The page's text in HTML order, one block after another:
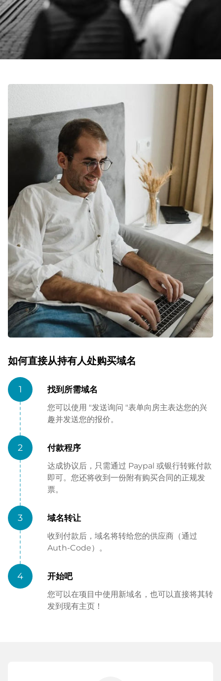
如何直接从持有人处购买域名
1 找到所需域名
您可以使用 "发送询问 "表单向房主表达您的兴
趣并发送您的报价。
2 付款程序
达成协议后，只需通过 Paypal 或银行转账付款
即可。您还将收到一份附有购买合同的正规发
票。
3 域名转让
收到付款后，域名将转给您的供应商（通过
Auth-Code）。
4 开始吧
您可以在项目中使用新域名，也可以直接将其转
发到现有主页！